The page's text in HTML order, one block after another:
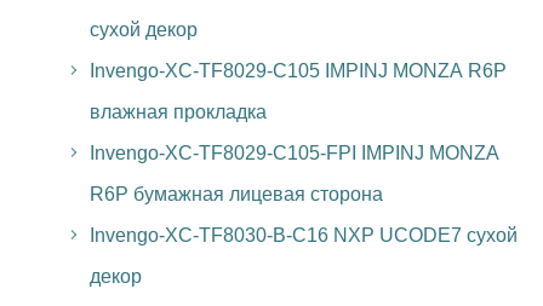
сухой декор
Invengo-XC-TF8029-C105 IMPINJ MONZA R6P
влажная прокладка
Invengo-XC-TF8029-C105-FPI IMPINJ MONZA
R6P бумажная лицевая сторона
Invengo-XC-TF8030-B-C16 NXP UCODE7 сухой
декор